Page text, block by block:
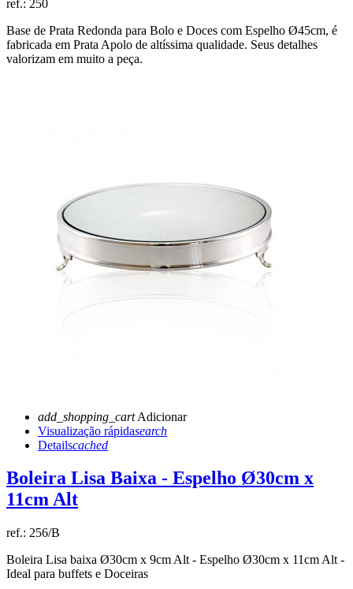
ref.: 250
Base de Prata Redonda para Bolo e Doces com Espelho Ø45cm, é
fabricada em Prata Apolo de altíssima qualidade. Seus detalhes
valorizam em muito a peça.
add_shopping_cartAdicionar
Visualização rápidasearch
Detailscached
Boleira Lisa Baixa - Espelho Ø30cm x
11cm Alt
ref.: 256/B
Boleira Lisa baixa Ø30cm x 9cm Alt - Espelho Ø30cm x 11cm Alt -
Ideal para buffets e Doceiras